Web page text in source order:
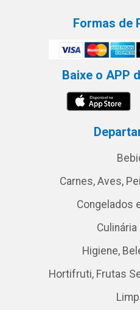
Formas de
Baixe o APP
Carnes, Aves,
Congelados
Culinária
Higiene,
Hortifruti, Frutas